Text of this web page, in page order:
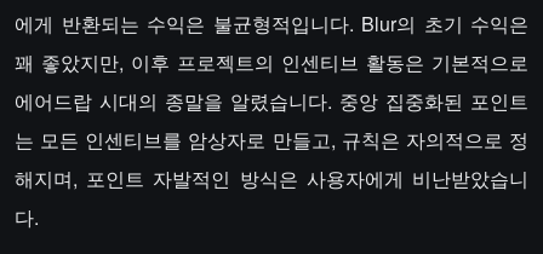
에게 반환되는 수익은 불균형적입니다. Blur의 초기 수익은
꽤 좋았지만, 이후 프로젝트의 인센티브 활동은 기본적으로
에어드랍 시대의 종말을 알렸습니다. 중앙 집중화된 포인트
는 모든 인센티브를 암상자로 만들고, 규칙은 자의적으로 정
해지며, 포인트 자발적인 방식은 사용자에게 비난받았습니
다.